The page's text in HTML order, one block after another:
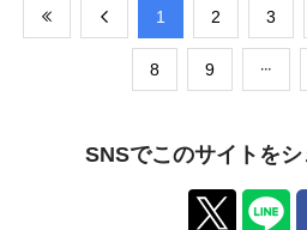
​1 ​2 ​3
​8 ​9
SNSでこのサイトをシ